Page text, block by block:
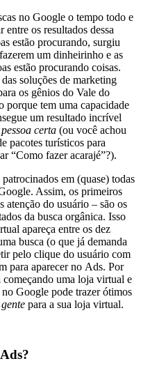
no Google o tempo todo e
os resultados dessa
estão procurando, surgiu
um dinheirinho e as
estão procurando coisas.
soluções de marketing
os gênios do Vale do
porque tem uma capacidade
um resultado incrível
certa (ou você achou
pacotes turísticos para
“Como fazer acarajé”?).
em (quase) todas
Assim, os primeiros
atenção do usuário – são os
da busca orgânica. Isso
apareça entre os dez
busca (o que já demanda
pelo clique do usuário com
para aparecer no Ads. Por
uma loja virtual e
Google pode trazer ótimos
para a sua loja virtual.